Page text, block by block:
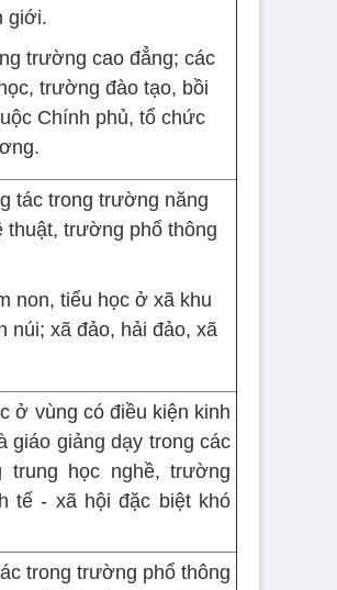
giới.
trường cao đẳng; các
trường đào tạo, bồi
Chính phủ, tổ chức
tác trong trường năng
thuật, trường phổ thông
non, tiểu học ở xã khu
núi; xã đảo, hải đảo, xã
ở vùng có điều kiện kinh
giáo giảng dạy trong các
học nghề, trường
tế - xã hội đặc biệt khó
trong trường phổ thông